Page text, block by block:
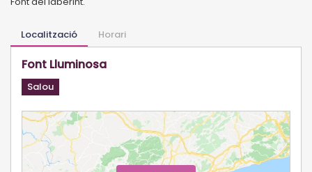
Localització Horari
Font Lluminosa
Salou